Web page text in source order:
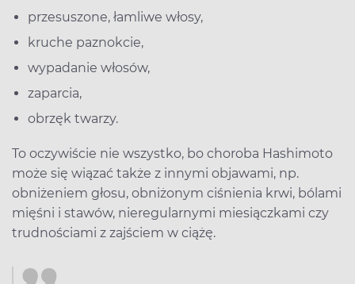
przesuszone, łamliwe włosy,
kruche paznokcie,
wypadanie włosów,
zaparcia,
obrzęk twarzy.
To oczywiście nie wszystko, bo choroba Hashimoto
może się wiązać także z innymi objawami, np.
obniżeniem głosu, obniżonym ciśnienia krwi, bólami
mięśni i stawów, nieregularnymi miesiączkami czy
trudnościami z zajściem w ciążę.